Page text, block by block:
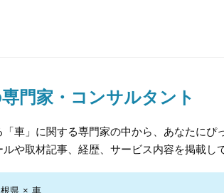
門家・コンサルタント
車」に関する専門家の中から、あなたにぴ
や取材記事、経歴、サービス内容を掲載し
県 × 車